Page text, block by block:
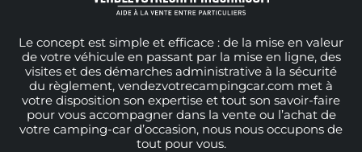
Le concept est simple et efficace : de la mise en valeur
de votre véhicule en passant par la mise en ligne, des
visites et des démarches administrative à la sécurité
du règlement, vendezvotrecampingcar.com met à
votre disposition son expertise et tout son savoir-faire
pour vous accompagner dans la vente ou l’achat de
votre camping-car d’occasion, nous nous occupons de
tout pour vous.